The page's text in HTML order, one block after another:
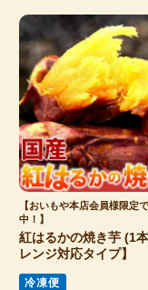
【おいもや本店会員様限定で
中！】
紅はるかの焼き芋 (1
レンジ対応タイプ】
冷凍便